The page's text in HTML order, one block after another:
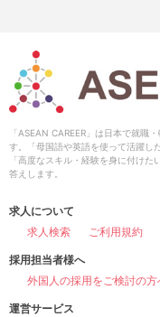
「ASEAN CAREER」は日本で就職
す。「母国語や英語を使って活躍し
「高度なスキル・経験を身に付け
答えします。
求人について
求人検索
ご利用規約
採用担当者様へ
外国人の採用をご検討の方
運営サービス